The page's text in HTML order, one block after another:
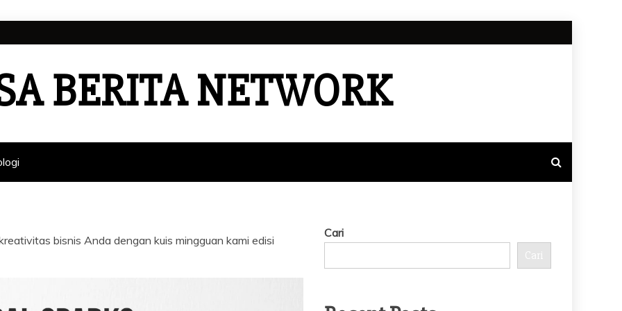
BERITA NETWORK
bisnis Anda dengan kuis mingguan kami edisi
Cari
Cari